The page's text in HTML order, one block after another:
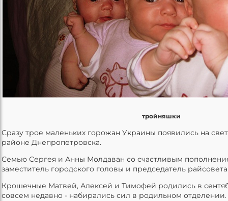
тройняшки
Сразу трое маленьких горожан Украины появились на
районе Днепропетровска.
Семью Сергея и Анны Молдаван со счастливым
заместитель городского головы и председатель
Крошечные Матвей, Алексей и Тимофей родились в
совсем недавно - набирались сил в родильном отделении.